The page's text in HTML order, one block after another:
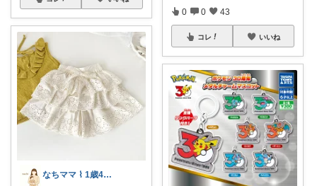
なちママ ⌇ 1歳4歳ママ
0 0 43
コレ いいね